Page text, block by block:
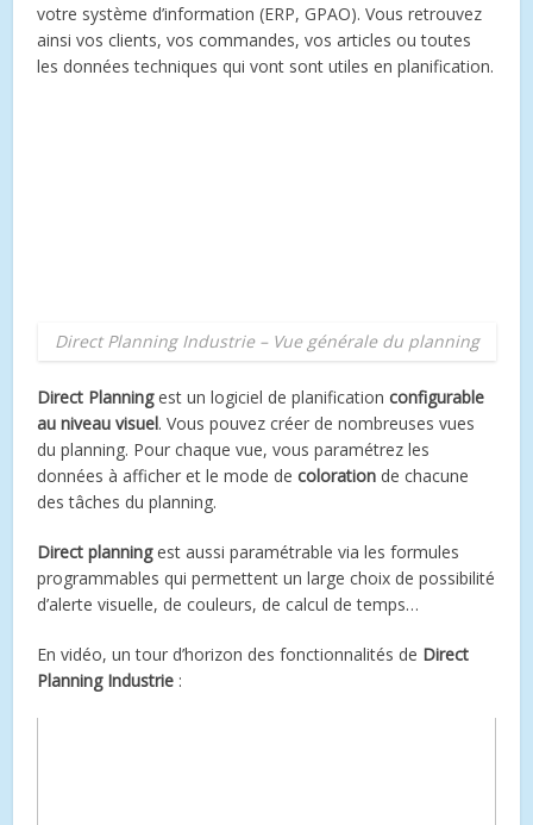
votre système d’information (ERP, GPAO). Vous retrouvez
ainsi vos clients, vos commandes, vos articles ou toutes
les données techniques qui vont sont utiles en planification.
Direct Planning Industrie – Vue générale du planning
Direct Planningest un logiciel de planificationconfigurable
au niveau visuel. Vous pouvez créer de nombreuses vues
du planning. Pour chaque vue, vous paramétrez les
données à afficher et le mode decoloration de chacune
des tâches du planning.
Direct planningest aussi paramétrable via les formules
programmables qui permettent un large choix de possibilité
d’alerte visuelle, de couleurs, de calcul de temps…
En vidéo, un tour d’horizon des fonctionnalités de Direct
Planning Industrie :